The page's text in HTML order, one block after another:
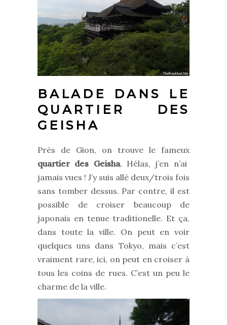
BALADE DANS LE
QUARTIER DES
GEISHA
Près de Gion, on trouve le fameux
quartier des Geisha. Hélas, j’en n’ai
jamais vues ! J’y suis allé deux/trois fois
sans tomber dessus. Par contre, il est
possible de croiser beaucoup de
japonais en tenue traditionelle. Et ça,
dans toute la ville. On peut en voir
quelques uns dans Tokyo, mais c’est
vraiment rare, ici, on peut en croiser à
tous les coins de rues. C’est un peu le
charme de la ville.